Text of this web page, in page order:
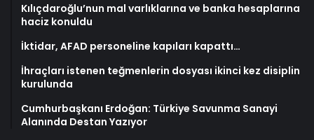
Kılıçdaroğlu’nun mal varlıklarına ve banka hesaplarına
haciz konuldu
İktidar, AFAD personeline kapıları kapattı…
İhraçları istenen teğmenlerin dosyası ikinci kez disiplin
kurulunda
Cumhurbaşkanı Erdoğan: Türkiye Savunma Sanayi
Alanında Destan Yazıyor